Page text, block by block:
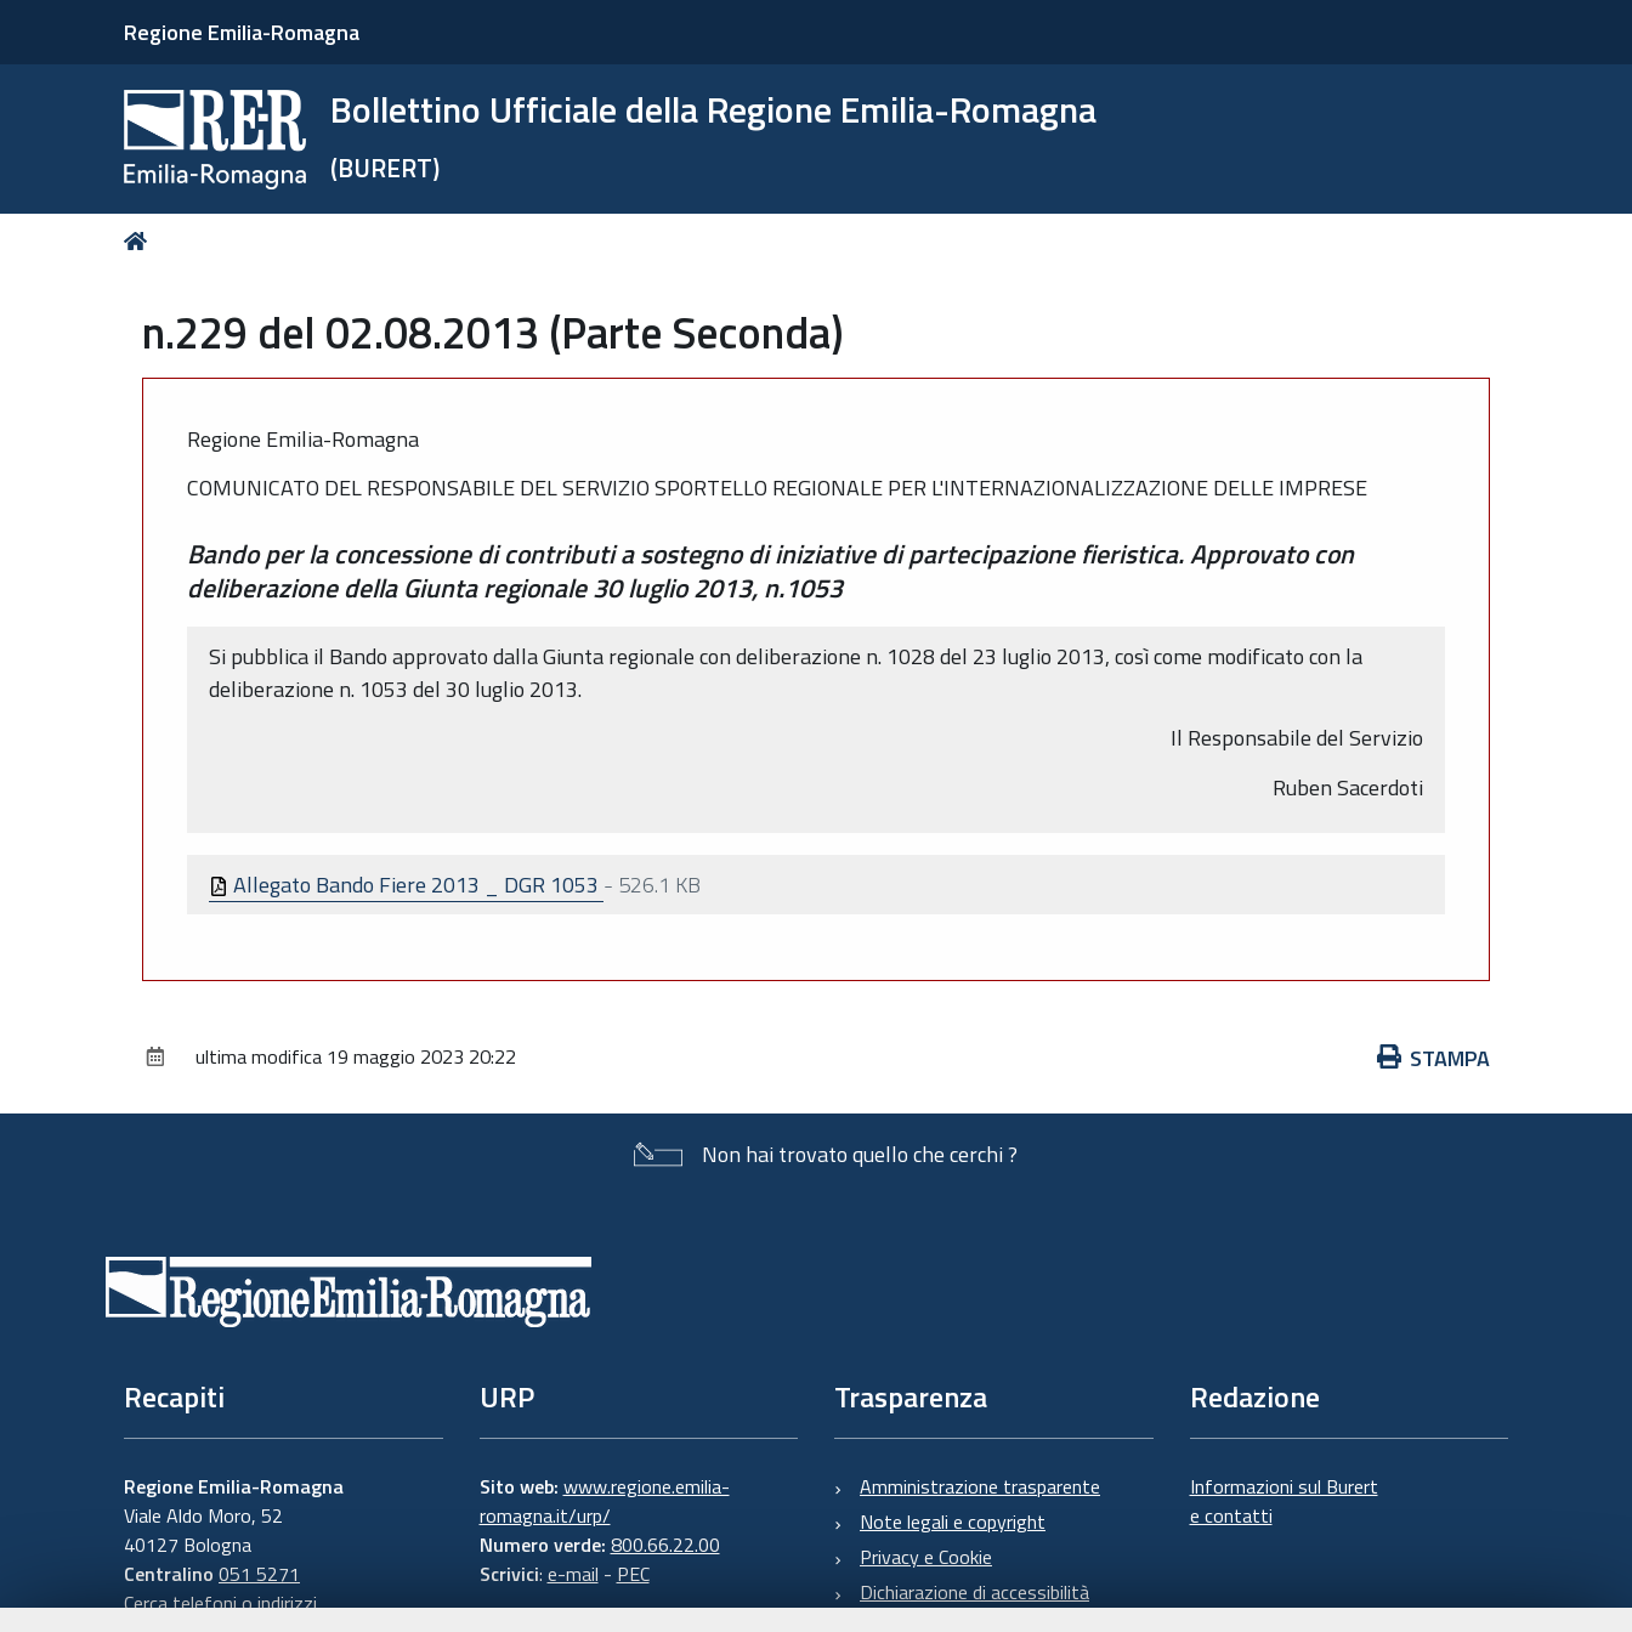
Regione Emilia-Romagna
Bollettino Ufficiale della Regione Emilia-Romagna
(BURERT)
Tu
n.229 del 02.08.2013 (Parte Seconda)
Regione Emilia-Romagna
COMUNICATO DEL RESPONSABILE DEL SERVIZIO SPORTELLO REGIONALE PER L'INTERNAZIONALIZZAZIONE DELLE IMPRESE
Bando per la concessione di contributi a sostegno di iniziative di partecipazione fieristica. Approvato con
deliberazione della Giunta regionale 30 luglio 2013, n.1053
Si pubblica il Bando approvato dalla Giunta regionale con deliberazione n. 1028 del 23 luglio 2013, così come modificato con la
deliberazione n. 1053 del 30 luglio 2013.
Il Responsabile del Servizio
Ruben Sacerdoti
Allegato Bando Fiere 2013 _ DGR 1053 - 526.1 KB
Azioni
documento
STAMPA
ultima modifica 19 maggio 2023 20:22
Non hai trovato quello che cerchi ?
Recapiti
Regione Emilia-Romagna
Viale Aldo Moro, 52
40127 Bologna
Centralino 051 5271
Cerca telefoni o indirizzi
URP
Sito web: www.regione.emilia-
romagna.it/urp/
Numero verde: 800.66.22.00
Scrivici: e-mail - PEC
Trasparenza
Amministrazione trasparente
Note legali e copyright
Privacy e Cookie
Dichiarazione di accessibilità
Redazione
Informazioni sul Burert
e contatti